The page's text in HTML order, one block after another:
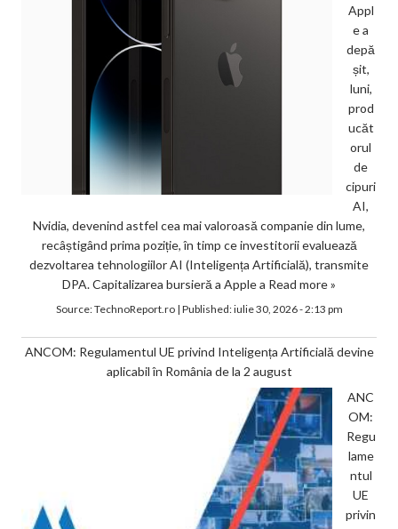
Appl
e a
depă
șit,
luni,
prod
ucăt
orul
de
cipuri
AI,
Nvidia, devenind astfel cea mai valoroasă companie din lume,
recâștigând prima poziție, în timp ce investitorii evaluează
dezvoltarea tehnologiilor AI (Inteligența Artificială), transmite
DPA. Capitalizarea bursieră a Apple a Read more »
Source:TechnoReport.ro| Published:iulie 30, 2026 - 2:13 pm
ANCOM: Regulamentul UE privind Inteligența Artificială devine
aplicabil în România de la 2 august
ANC
OM:
Regu
lame
ntul
UE
privin